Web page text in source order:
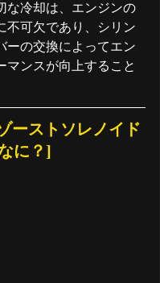
な冷却は、エンジンの
不可欠であり、シリン
ーの交換によってエン
マンスが向上すること
ーストソレノイド
に？]